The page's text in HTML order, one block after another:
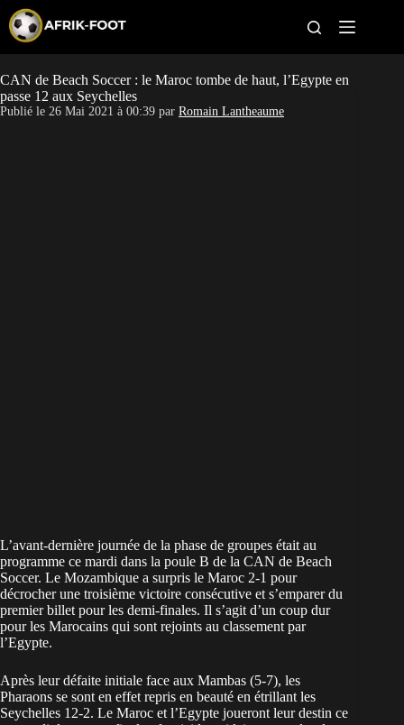
p
o
c
o
CAN féminine
CAN de Beach Soccer : le Maroc tombe de haut, l’Egypte en
passe 12 aux Seychelles
Publié le 26 Mai 2021 à 00:39 par Romain Lantheaume
L’avant-dernière journée de la phase de groupes était au
programme ce mardi dans la poule B de la CAN de Beach
Soccer. Le Mozambique a surpris le Maroc 2-1 pour
décrocher une troisième victoire consécutive et s’emparer du
premier billet pour les demi-finales. Il s’agit d’un coup dur
pour les Marocains qui sont rejoints au classement par
l’Egypte.
Après leur défaite initiale face aux Mambas (5-7), les
Pharaons se sont en effet repris en beauté en étrillant les
Seychelles 12-2. Le Maroc et l’Egypte joueront leur destin ce